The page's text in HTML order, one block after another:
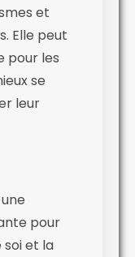
et
Elle peut
pour les
se
leur
pour
et la